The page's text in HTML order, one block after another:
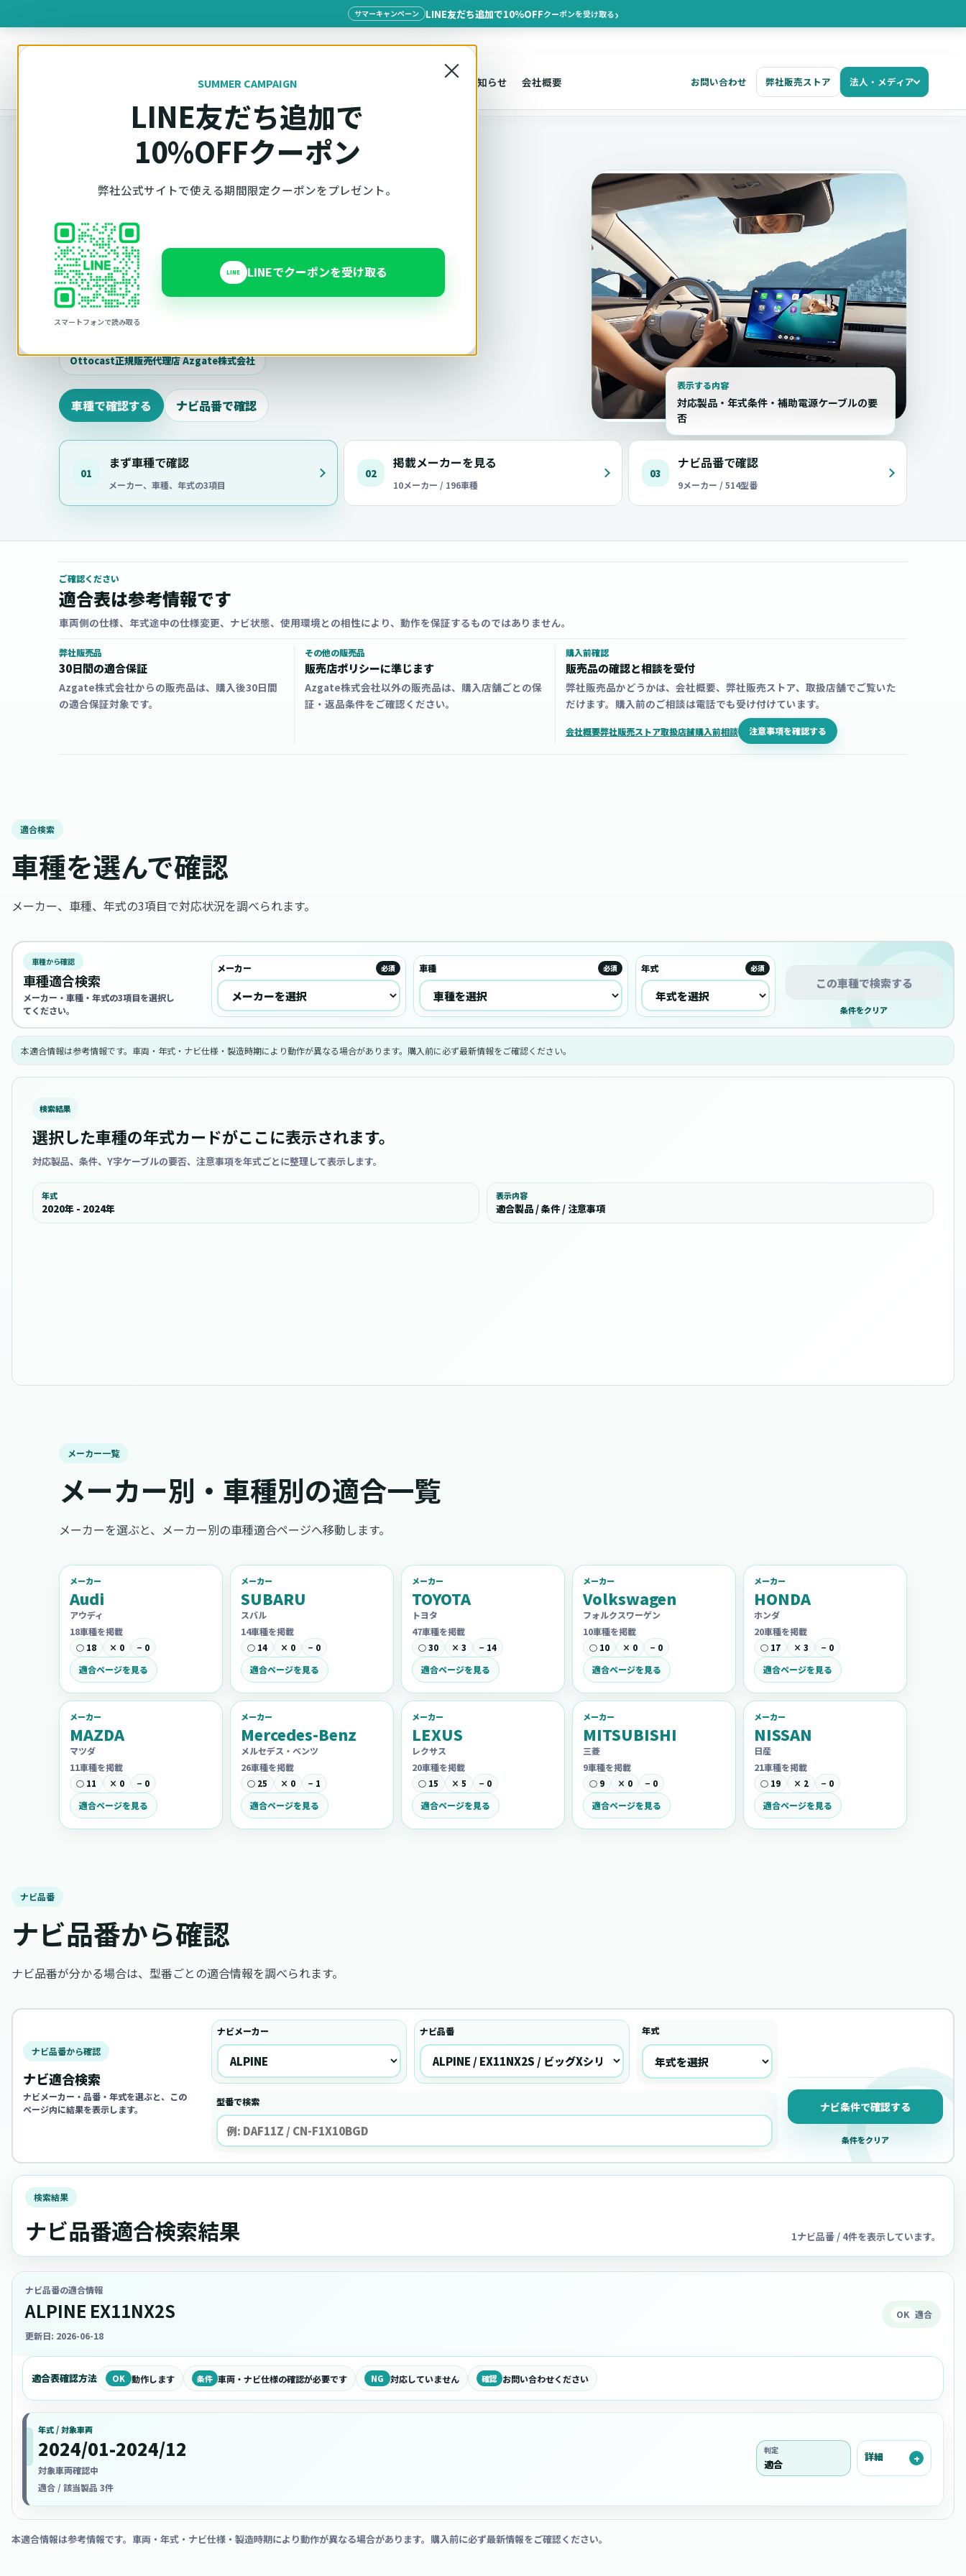
サマーキャンペーン LINE友だち追加で10%OFFクーポンを受け取る
×
SUMMER CAMPAIGN
LINE友だち追加で
10%OFFクーポン
弊社公式サイトで使える期間限定クーポンをプレゼント。
スマートフォンで読み取る
LINE LINEでクーポンを受け取る
製品を探す サポート お知らせ 会社概要 お問い合わせ 弊社販売ストア
法人・メディア
車種と年式で適合確認
Ottocast（オットキャスト）の対応製品、条件、注意事項をこのページ
内で見られます。 迷った場合は、車種と年式を選んだ状態でそのままご
相談ください。
Ottocast正規販売代理店 Azgate株式会社
車種で確認する ナビ品番で確認
表示する内容
対応製品・年式条件・補助電源ケーブルの要
否
01
まず車種で確認
メーカー、車種、年式の3項目
02
掲載メーカーを見る
10メーカー / 196車種
03
ナビ品番で確認
9メーカー / 514型番
ご確認ください
適合表は参考情報です
車両側の仕様、年式途中の仕様変更、ナビ状態、使用環境との相性により、動作を保証するものではありません。
弊社販売品
30日間の適合保証
Azgate株式会社からの販売品は、購入後30日間
の適合保証対象です。
その他の販売品
販売店ポリシーに準じます
Azgate株式会社以外の販売品は、購入店舗ごとの保
証・返品条件をご確認ください。
購入前確認
販売品の確認と相談を受付
弊社販売品かどうかは、会社概要、弊社販売ストア、取扱店舗でご覧いた
だけます。購入前のご相談は電話でも受け付けています。
会社概要弊社販売ストア取扱店舗購入前相談 注意事項を確認する
適合検索
車種を選んで確認
メーカー、車種、年式の3項目で対応状況を調べられます。
車種から確認
車種適合検索
メーカー・車種・年式の3項目を選択し
てください。
メーカー 必須 車種 必須 年式 必須
この車種で検索する
条件をクリア
本適合情報は参考情報です。車両・年式・ナビ仕様・製造時期により動作が異なる場合があります。購入前に必ず最新情報をご確認ください。
検索結果
選択した車種の年式カードがここに表示されます。
対応製品、条件、Y字ケーブルの要否、注意事項を年式ごとに整理して表示します。
年式
2020年 - 2024年
表示内容
適合製品 / 条件 / 注意事項
メーカー一覧
メーカー別・車種別の適合一覧
メーカーを選ぶと、メーカー別の車種適合ページへ移動します。
メーカー
Audi
アウディ
18車種を掲載
○ 18 × 0 − 0
適合ページを見る
メーカー
SUBARU
スバル
14車種を掲載
○ 14 × 0 − 0
適合ページを見る
メーカー
TOYOTA
トヨタ
47車種を掲載
○ 30 × 3 − 14
適合ページを見る
メーカー
Volkswagen
フォルクスワーゲン
10車種を掲載
○ 10 × 0 − 0
適合ページを見る
メーカー
HONDA
ホンダ
20車種を掲載
○ 17 × 3 − 0
適合ページを見る
メーカー
MAZDA
マツダ
11車種を掲載
○ 11 × 0 − 0
適合ページを見る
メーカー
Mercedes-Benz
メルセデス・ベンツ
26車種を掲載
○ 25 × 0 − 1
適合ページを見る
メーカー
LEXUS
レクサス
20車種を掲載
○ 15 × 5 − 0
適合ページを見る
メーカー
MITSUBISHI
三菱
9車種を掲載
○ 9 × 0 − 0
適合ページを見る
メーカー
NISSAN
日産
21車種を掲載
○ 19 × 2 − 0
適合ページを見る
ナビ品番
ナビ品番から確認
ナビ品番が分かる場合は、型番ごとの適合情報を調べられます。
ナビ品番から確認
ナビ適合検索
ナビメーカー・品番・年式を選ぶと、この
ページ内に結果を表示します。
ナビメーカー ナビ品番 年式
型番で検索 ナビ条件で確認する
条件をクリア
検索結果
ナビ品番適合検索結果 1ナビ品番 / 4件を表示しています。
ナビ品番の適合情報
ALPINE EX11NX2S
更新日: 2026-06-18
OK 適合
適合表確認方法 OK 動作します 条件 車両・ナビ仕様の確認が必要です NG 対応していません 確認 お問い合わせください
年式 / 対象車両
2024/01-2024/12
対象車両確認中
適合 / 該当製品 3件
判定
適合
詳細
本適合情報は参考情報です。車両・年式・ナビ仕様・製造時期により動作が異なる場合があります。購入前に必ず最新情報をご確認ください。